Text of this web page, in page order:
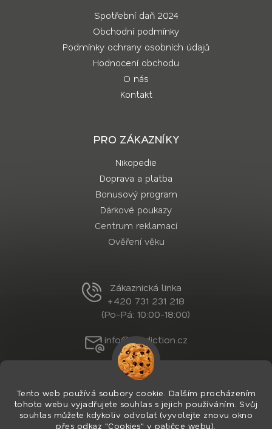
Tento web používá soubory cookie. Dalším procházením
tohoto webu vyjadřujete souhlas s jejich používáním. Svůj
souhlas můžete kdykoliv odvolat (vyvolejte znovu okno
přes odkaz "Cookies" v patičce webu).
Spotřební daň 2024
Obchodní podmínky
Podmínky ochrany osobních údajů
Hodnocení obchodu
O nás
Kontakt
PRO ZÁKAZNÍKY
Nikopedie
Doprava a platba
Bonusový program
Dárkové poukazy
Centrum reklamací
Ověření věku
Zákaznická linka
+420 731 231 218
(Po-Pá: 10:00-18:00)
info@nordiction.cz